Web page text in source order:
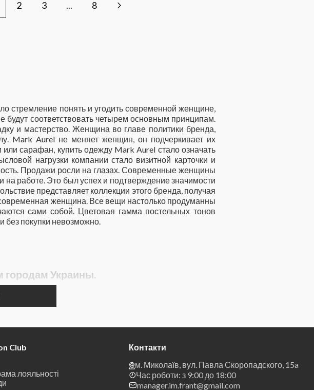
2 3 ... 8
стремление понять и угодить современной женщине,
будут соответствовать четырем основным принципам.
и мастерство. Женщина во главе политики бренда,
Mark Aurel не меняет женщин, он подчеркивает их
сарафан, купить одежду Mark Aurel стало означать
нагрузки компании стало визитной карточки и
Продажи росли на глазах. Современные женщины
на работе. Это был успех и подтверждение значимости
представляет коллекции этого бренда, получая
женщина. Все вещи настолько продуманны
сами собой. Цветовая гамма постельных тонов
без покупки невозможно.
городам Украины.
Club
лояльності
Контакти
м. Миколаїв, вул. Павла Скоропадского, 15a
Час роботи: з 9:00 до 18:00
manager.im.frant@gmail.com